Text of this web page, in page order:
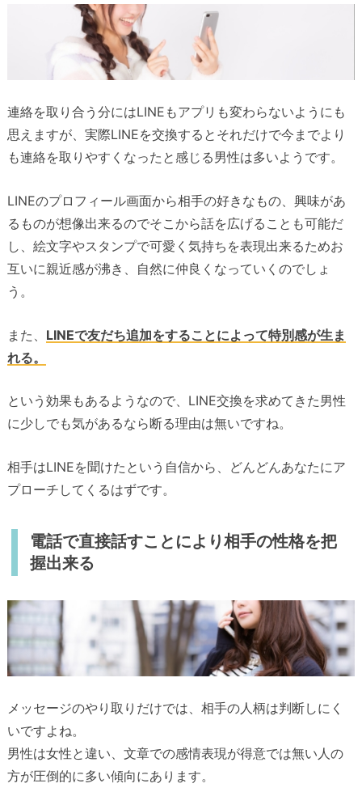
連絡を取り合う分にはLINEもアプリも変わらないようにも
思えますが、実際LINEを交換するとそれだけで今までより
も連絡を取りやすくなったと感じる男性は多いようです。
LINEのプロフィール画面から相手の好きなもの、興味があ
るものが想像出来るのでそこから話を広げることも可能だ
し、絵文字やスタンプで可愛く気持ちを表現出来るためお
互いに親近感が沸き、自然に仲良くなっていくのでしょ
う。
また、 LINEで友だち追加をすることによって特別感が生ま
れる。
という効果もあるようなので、LINE交換を求めてきた男性
に少しでも気があるなら断る理由は無いですね。
相手はLINEを聞けたという自信から、どんどんあなたにア
プローチしてくるはずです。
電話で直接話すことにより相手の性格を把
握出来る
メッセージのやり取りだけでは、相手の人柄は判断しにく
いですよね。
男性は女性と違い、文章での感情表現が得意では無い人の
方が圧倒的に多い傾向にあります。